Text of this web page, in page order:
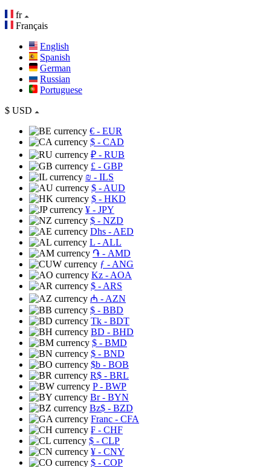
fr
Français
English
Spanish
German
Russian
Portuguese
$ USD
€ - EUR
$ - CAD
₽ - RUB
£ - GBP
₪ - ILS
$ - AUD
$ - HKD
¥ - JPY
$ - NZD
Dhs - AED
L - ALL
֏ - AMD
ƒ - ANG
Kz - AOA
$ - ARS
₼ - AZN
$ - BBD
Tk - BDT
BD - BHD
$ - BMD
$ - BND
$b - BOB
R$ - BRL
P- BWP
Br- BYN
Bz$ - BZD
Franc - CFA
₣ - CHF
$ - CLP
¥ - CNY
$ - COP